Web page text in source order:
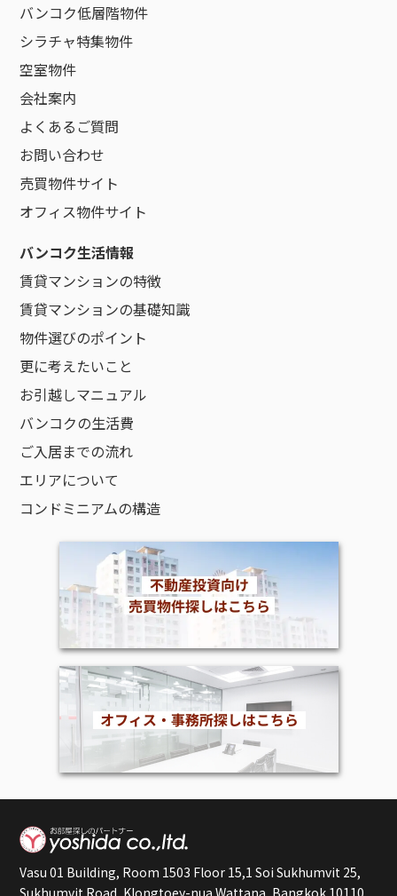
バンコク低層階物件
シラチャ特集物件
空室物件
会社案内
よくあるご質問
お問い合わせ
売買物件サイト
オフィス物件サイト
バンコク生活情報
賃貸マンションの特徴
賃貸マンションの基礎知識
物件選びのポイント
更に考えたいこと
お引越しマニュアル
バンコクの生活費
ご入居までの流れ
エリアについて
コンドミニアムの構造
Vasu 01 Building, Room 1503 Floor 15,1 Soi Sukhumvit 25,
Sukhumvit Road, Klongtoey-nua,Wattana, Bangkok 10110,